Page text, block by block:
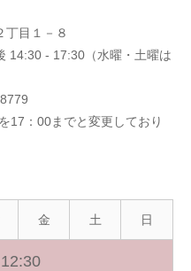
丁目１－８
- 17:30（水曜・土曜は
17：00までと変更しており
金 土 日